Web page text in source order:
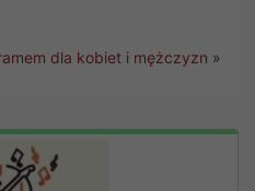
dla kobiet i mężczyzn »